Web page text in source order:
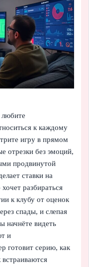
к каждому
игру в прямом
отрезки без эмоций,
продвинутой
ставки на
разбираться
к клубу от оценок
спады, и слепая
начнёте видеть
и
готовит серию, как